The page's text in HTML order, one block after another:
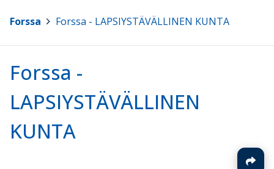
Forssa Forssa - LAPSIYSTÄVÄLLINEN KUNTA
Forssa -
LAPSIYSTÄVÄLLINEN
KUNTA